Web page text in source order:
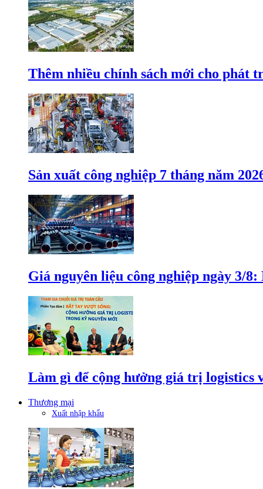
Thêm nhiều chính sách mới cho phát
Sản xuất công nghiệp 7 tháng năm
Giá nguyên liệu công nghiệp ngày 3/
Làm gì để cộng hưởng giá trị logistics
Thương mại
Xuất nhập khẩu